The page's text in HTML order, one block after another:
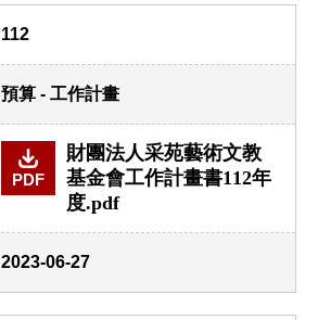
112
預算 - 工作計畫
PDF
財團法人采苑藝術文教
基金會工作計畫書112年
度.pdf
2023-06-27